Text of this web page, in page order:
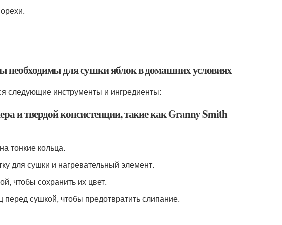
необходимы для сушки яблок в домашних условиях
следующие инструменты и ингредиенты:
и твердой консистенции, такие как Granny Smith
тонкие кольца.
для сушки и нагревательный элемент.
чтобы сохранить их цвет.
сушкой, чтобы предотвратить слипание.